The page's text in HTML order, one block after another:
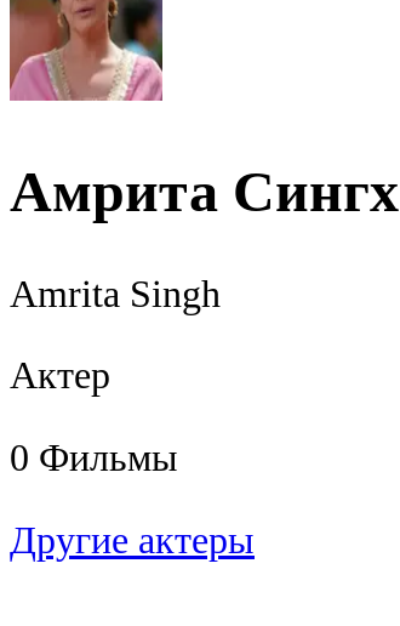
Амрита Сингх
Amrita Singh
Актер
0 Фильмы
Другие актеры